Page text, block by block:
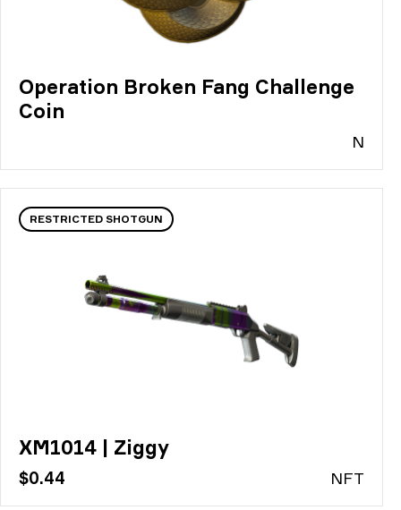
Operation Broken Fang Challenge
Coin
N
RESTRICTED SHOTGUN
XM1014 | Ziggy
$0.44 NFT